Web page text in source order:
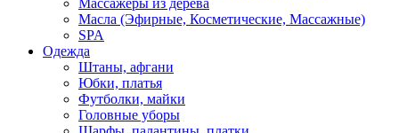
Массажеры из дерева
Масла (Эфирные, Косметические, Массажные)
SPA
Одежда
Штаны, афгани
Юбки, платья
Футболки, майки
Головные уборы